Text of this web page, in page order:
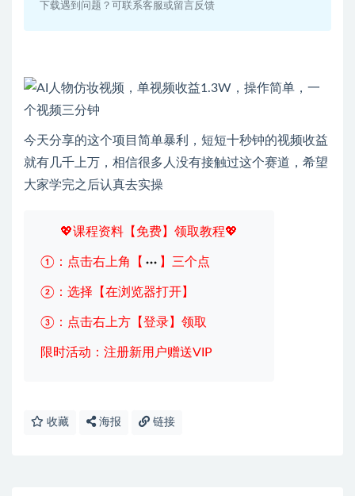
下载遇到问题？可联系客服或留言反馈
今天分享的这个项目简单暴利，短短十秒钟的视频收益
就有几千上万，相信很多人没有接触过这个赛道，希望
大家学完之后认真去实操
💖课程资料【免费】领取教程💖
①：点击右上角【 】三个点
②：选择【在浏览器打开】
③：点击右上方【登录】领取
限时活动：注册新用户赠送VIP
收藏 海报 链接